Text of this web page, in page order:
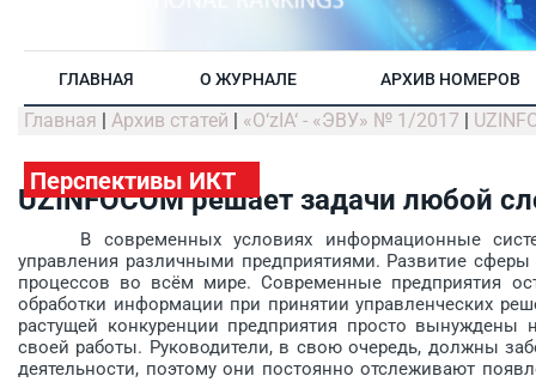
ГЛАВНАЯ О ЖУРНАЛЕ АРХИВ НОМЕРОВ
Главная | Архив статей | «O‘zIA‘ - «ЭВУ» № 1/2017 |
Перспективы ИКТ
UZINFOCOM решает задачи любой
В современных условиях информационные
управления различными предприятиями. Развитие
процессов во всём мире. Современные предприятия
обработки информации при принятии управленческих
растущей конкуренции предприятия просто
своей работы. Руководители, в свою очередь, должны
деятельности, поэтому они постоянно отслеживают